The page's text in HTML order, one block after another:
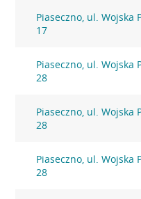
Piaseczno, ul. Wojska
17
Piaseczno, ul. Wojska
28
Piaseczno, ul. Wojska
28
Piaseczno, ul. Wojska
28